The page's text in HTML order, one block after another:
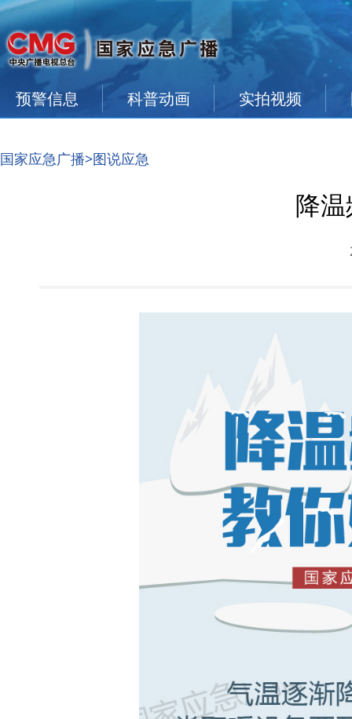
预警信息 科普动画 实拍视频
国家应急广播>图说应急
降